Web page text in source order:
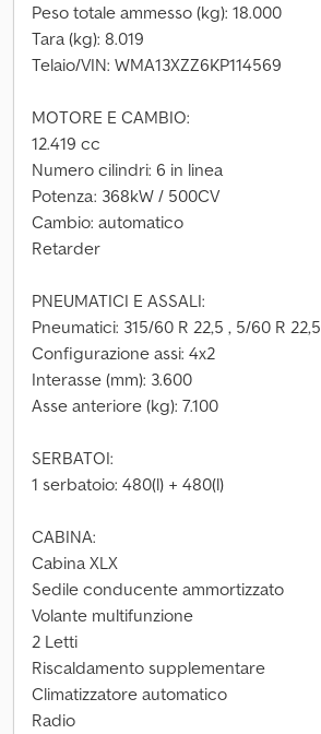
Peso totale ammesso (kg): 18.000
Tara (kg): 8.019
Telaio/VIN: WMA13XZZ6KP114569
MOTORE E CAMBIO:
12.419 cc
Numero cilindri: 6 in linea
Potenza: 368kW / 500CV
Cambio: automatico
Retarder
PNEUMATICI E ASSALI:
Pneumatici: 315/60 R 22,5 , 5/60 R 22,5
Configurazione assi: 4x2
Interasse (mm): 3.600
Asse anteriore (kg): 7.100
SERBATOI:
1 serbatoio: 480(l) + 480(l)
CABINA:
Cabina XLX
Sedile conducente ammortizzato
Volante multifunzione
2 Letti
Riscaldamento supplementare
Climatizzatore automatico
Radio